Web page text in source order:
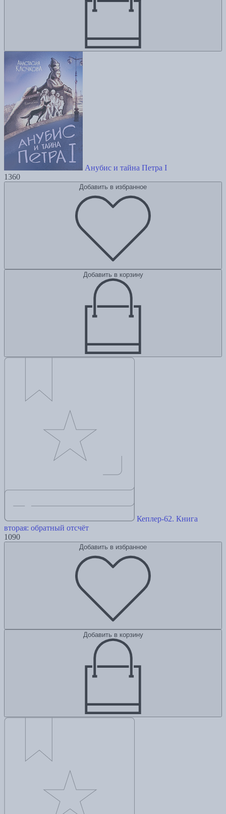
Анубис и тайна Петра I
1360
Добавить в избранное
Добавить в корзину
Кеплер-62. Книга
вторая: обратный отсчёт
1090
Добавить в избранное
Добавить в корзину